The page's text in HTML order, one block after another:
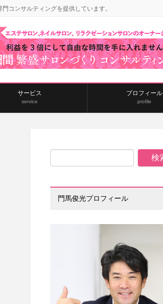
コンサルティングを提供しています。
サービス
service
プロフィール
profile
門馬俊光プロフィール